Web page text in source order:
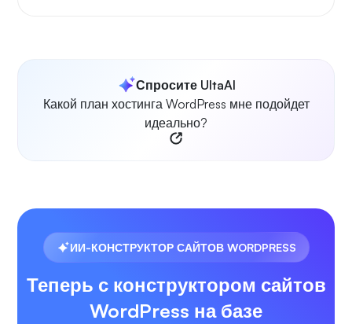
Спросите UltaAI
Какой план хостинга WordPress мне подойдет
идеально?
ИИ-КОНСТРУКТОР САЙТОВ WORDPRESS
Теперь с конструктором сайтов
WordPress на базе